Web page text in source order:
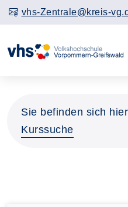
vhs-Zentrale@kreis-
Sie befinden sich
Kurssuche